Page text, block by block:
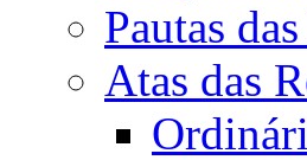
Pautas
Atas das